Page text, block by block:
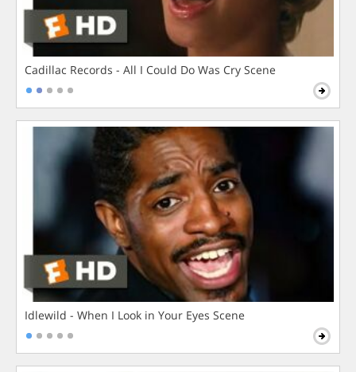
Cadillac Records - All I Could Do Was Cry Scene
Idlewild - When I Look in Your Eyes Scene